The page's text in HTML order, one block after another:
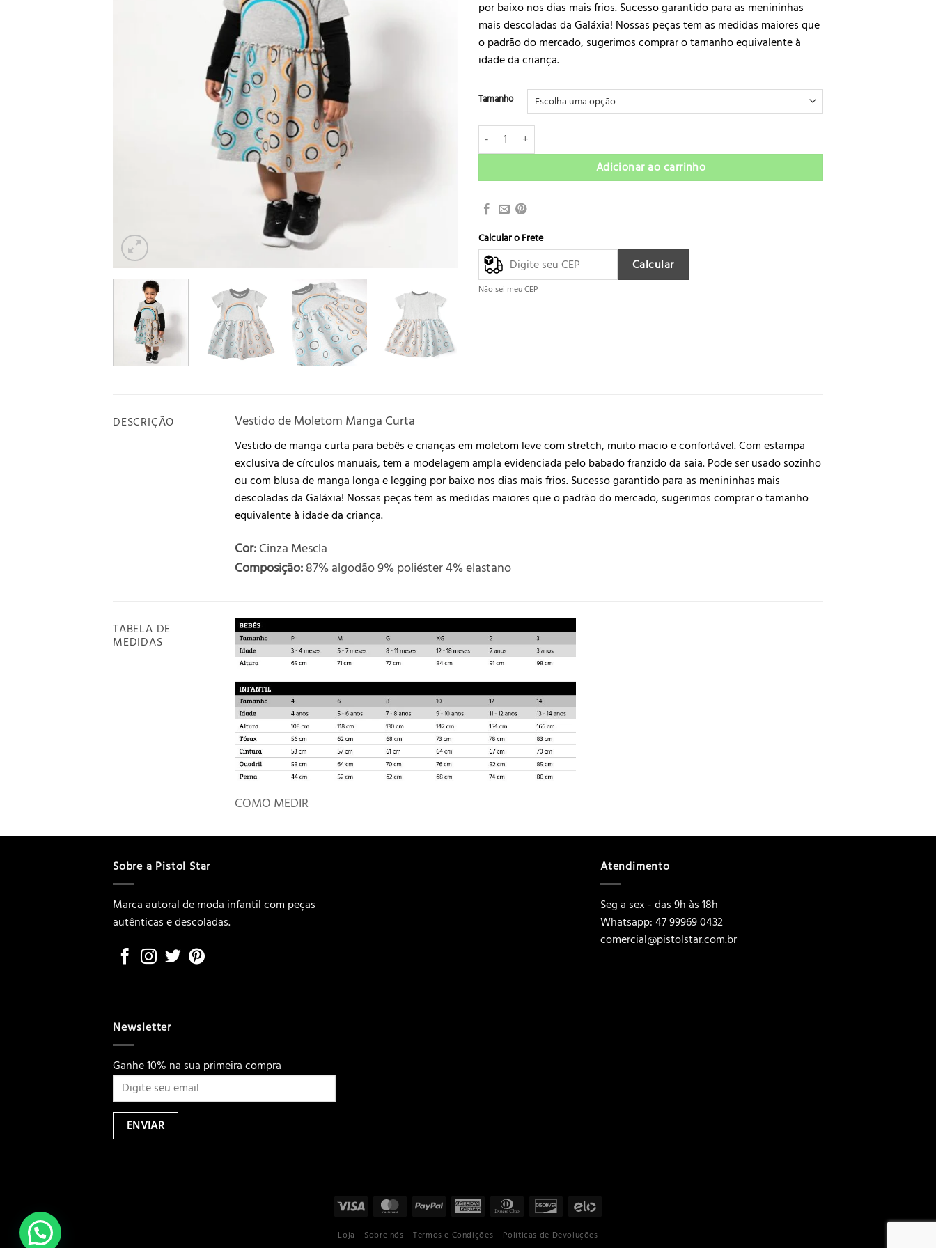
por baixo nos dias mais frios. Sucesso garantido para as menininhas
mais descoladas da Galáxia! Nossas peças tem as medidas maiores que
o padrão do mercado, sugerimos comprar o tamanho equivalente à
idade da criança.
Tamanho
Vestido de Moletom Para Bebê Pistol Star Annie quantidade
Adicionar ao carrinho
Calcular o Frete
Calcular
Não sei meu CEP
DESCRIÇÃO Vestido de Moletom Manga Curta
Vestido de manga curta para bebês e crianças em moletom leve com stretch, muito macio e confortável. Com estampa
exclusiva de círculos manuais, tem a modelagem ampla evidenciada pelo babado franzido da saia. Pode ser usado sozinho
ou com blusa de manga longa e legging por baixo nos dias mais frios. Sucesso garantido para as menininhas mais
descoladas da Galáxia! Nossas peças tem as medidas maiores que o padrão do mercado, sugerimos comprar o tamanho
equivalente à idade da criança.
Cor:Cinza Mescla
Composição:87% algodão 9% poliéster 4% elastano
TABELA DE
MEDIDAS
COMO MEDIR
Sobre a Pistol Star
Marca autoral de moda infantil com peças
autênticas e descoladas.
Atendimento
Seg a sex - das 9h às 18h
Whatsapp: 47 99969 0432
comercial@pistolstar.com.br
Newsletter
Ganhe 10% na sua primeira compra
Loja Sobre nós Termos e Condições Políticas de Devoluções